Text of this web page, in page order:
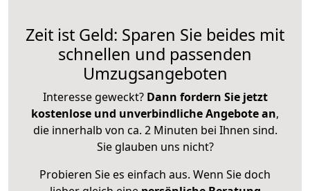
Zeit ist Geld: Sparen Sie beides mit
schnellen und passenden
Umzugsangeboten
Interesse geweckt? Dann fordern Sie jetzt
kostenlose und unverbindliche Angebote an,
die innerhalb von ca. 2 Minuten bei Ihnen sind.
Sie glauben uns nicht?
Probieren Sie es einfach aus. Wenn Sie doch